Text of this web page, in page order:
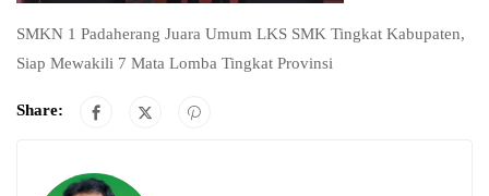
SMKN 1 Padaherang Juara Umum LKS SMK Tingkat Kabupaten,
Siap Mewakili 7 Mata Lomba Tingkat Provinsi
Share: